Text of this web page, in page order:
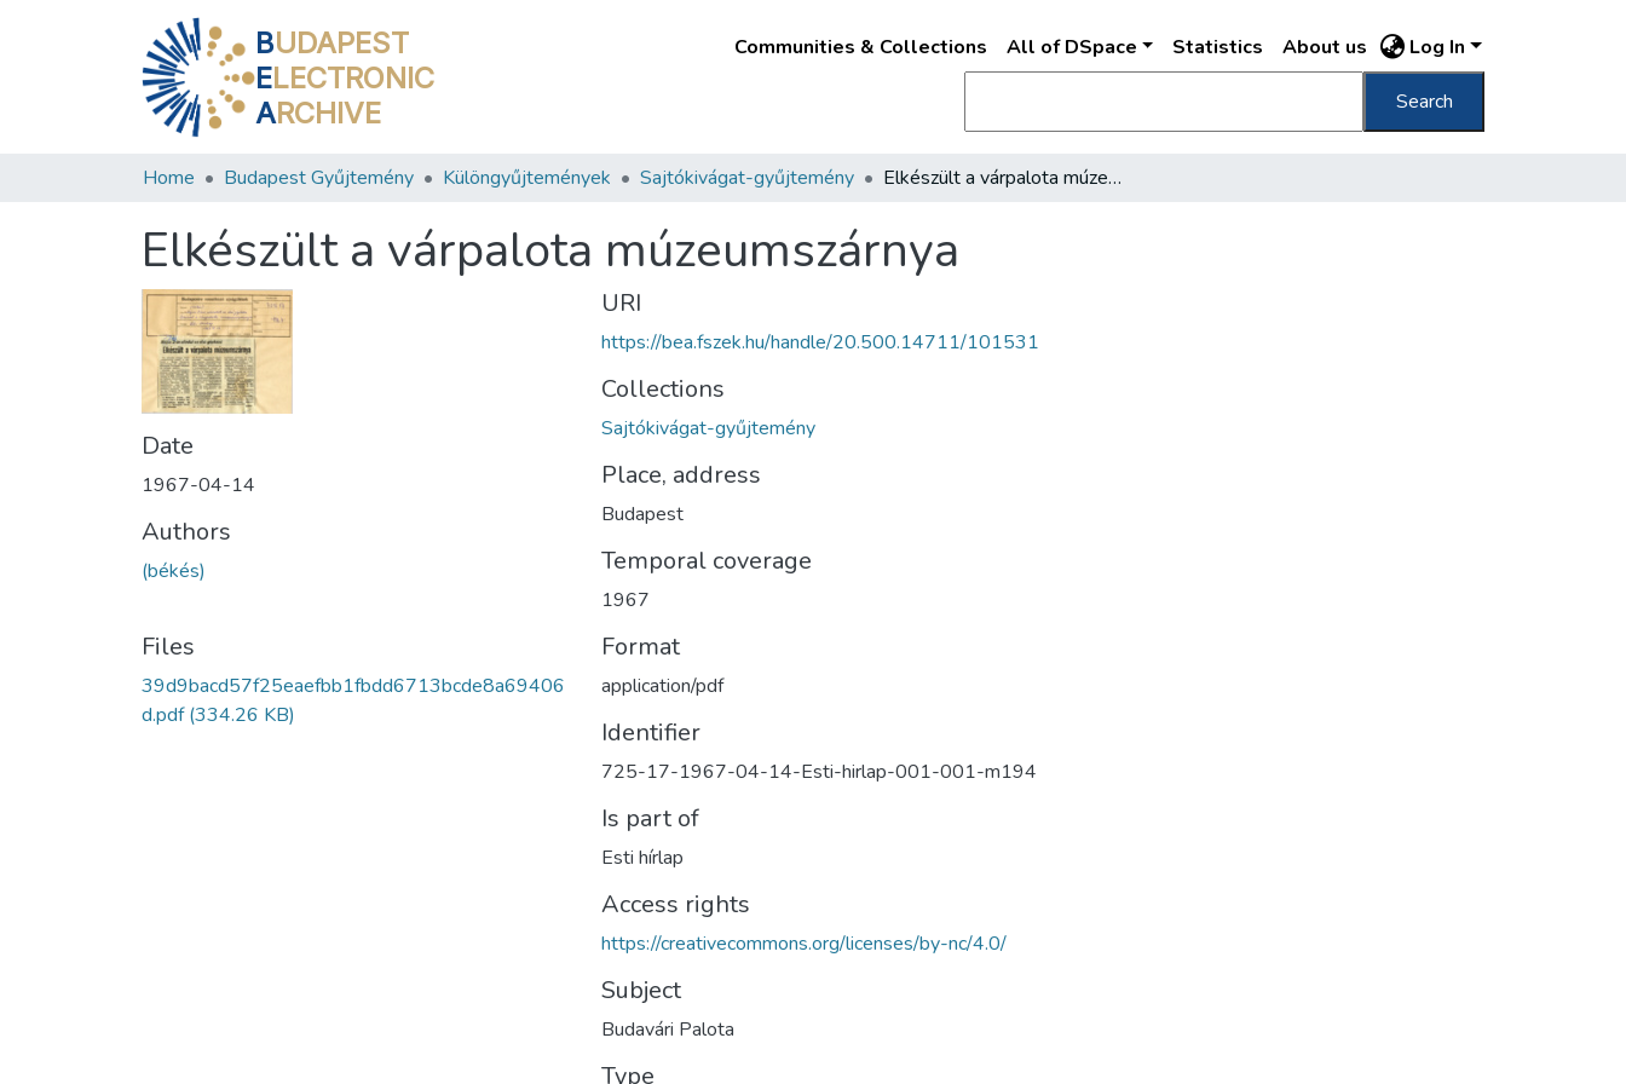
BUDAPEST
ELECTRONIC
ARCHIVE
Communities & Collections All of DSpace Statistics About us Log In
Search
Home Budapest Gyűjtemény Különgyűjtemények Sajtókivágat-gyűjtemény Elkészült a várpalota múzeumszárnya
Elkészült a várpalota múzeumszárnya
Date
1967-04-14
Authors
(békés)
Files
39d9bacd57f25eaefbb1fbdd6713bcde8a69406
d.pdf(334.26 KB)
URI
https://bea.fszek.hu/handle/20.500.14711/101531
Collections
Sajtókivágat-gyűjtemény
Place, address
Budapest
Temporal coverage
1967
Format
application/pdf
Identifier
725-17-1967-04-14-Esti-hirlap-001-001-m194
Is part of
Esti hírlap
Access rights
https://creativecommons.org/licenses/by-nc/4.0/
Subject
Budavári Palota
Type